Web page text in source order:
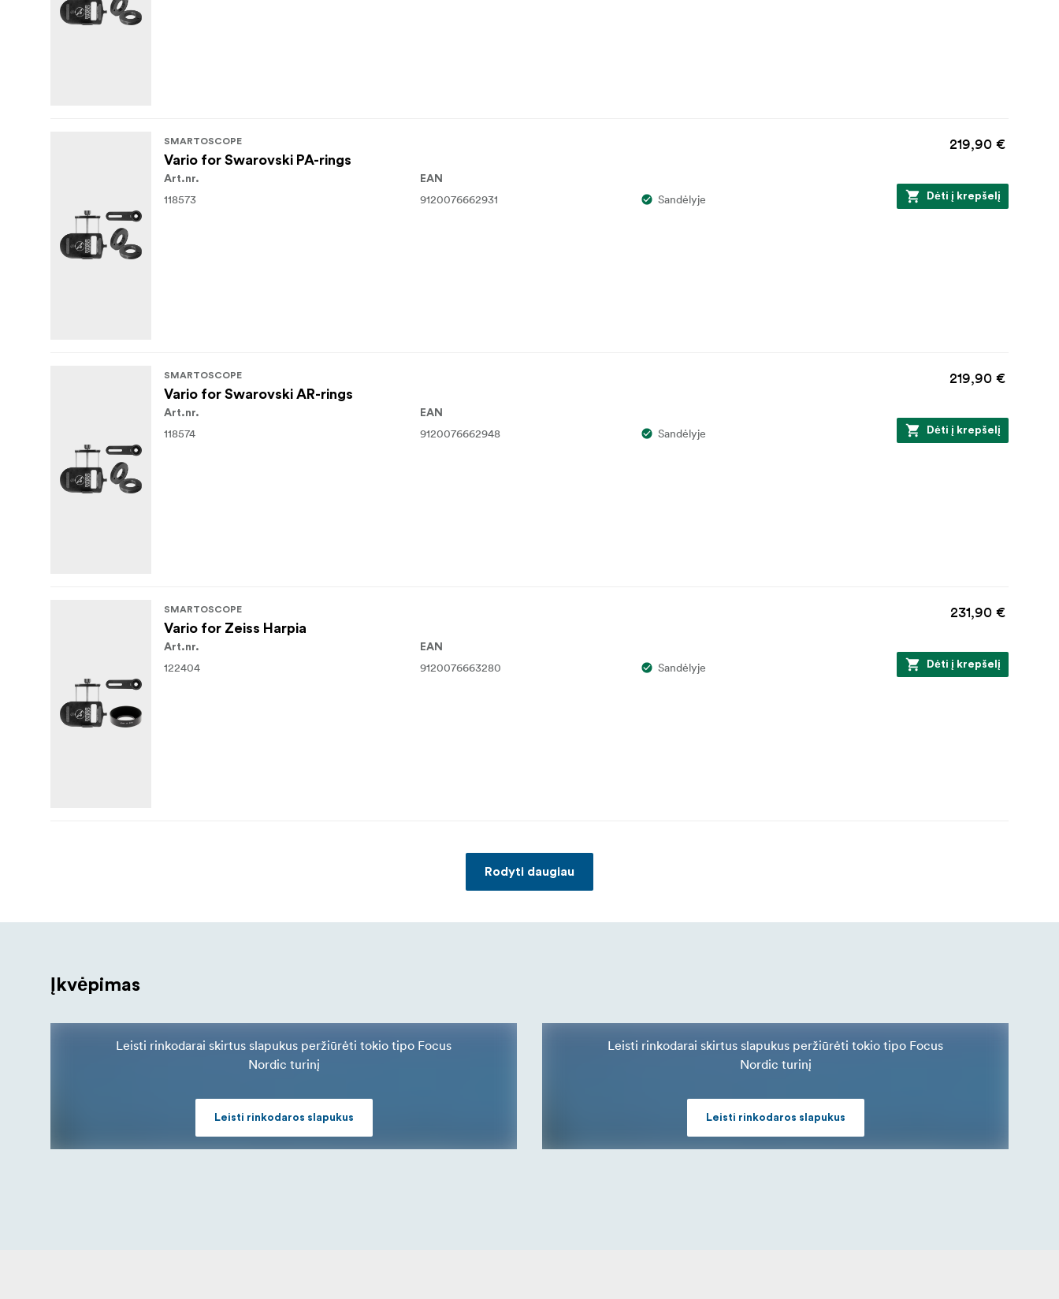
SMARTOSCOPE
Vario for Swarovski PA-rings
219,90 €
Art.nr.
118573
EAN
9120076662931 Sandėlyje Dėti į krepšelį
SMARTOSCOPE
Vario for Swarovski AR-rings
219,90 €
Art.nr.
118574
EAN
9120076662948 Sandėlyje Dėti į krepšelį
SMARTOSCOPE
Vario for Zeiss Harpia
231,90 €
Art.nr.
122404
EAN
9120076663280 Sandėlyje Dėti į krepšelį
Rodyti daugiau
Įkvėpimas
Leisti rinkodarai skirtus slapukus peržiūrėti tokio tipo Focus
Nordic turinį
Leisti rinkodaros slapukus
Leisti rinkodarai skirtus slapukus peržiūrėti tokio tipo Focus
Nordic turinį
Leisti rinkodaros slapukus